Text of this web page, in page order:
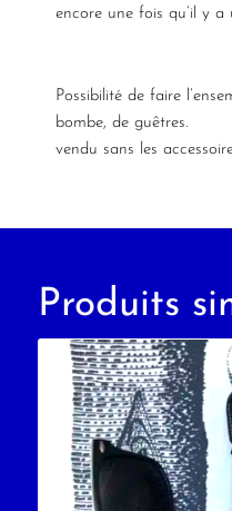
encore une fois qu’il y a
Possibilité de faire
bombe, de guêtres.
vendu sans les
Produits